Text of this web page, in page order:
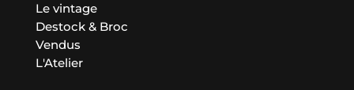
Le vintage
Destock & Broc
Vendus
L'Atelier